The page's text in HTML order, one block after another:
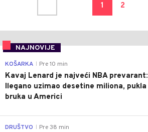
1 2
NAJNOVIJE
KOŠARKA Pre 10 min
Kavaj Lenard je najveći NBA prevarant:
Ilegano uzimao desetine miliona, pukla
bruka u Americi
DRUŠTVO Pre 38 min